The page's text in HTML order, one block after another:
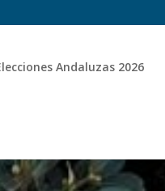
Andaluzas 2026